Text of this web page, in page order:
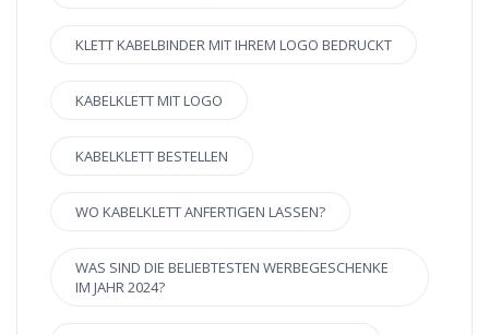
KLETT KABELBINDER MIT IHREM LOGO BEDRUCKT
KABELKLETT MIT LOGO
KABELKLETT BESTELLEN
WO KABELKLETT ANFERTIGEN LASSEN?
WAS SIND DIE BELIEBTESTEN WERBEGESCHENKE
IM JAHR 2024?